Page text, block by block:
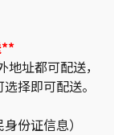
址都可配送，
择即可配送。
份证信息）